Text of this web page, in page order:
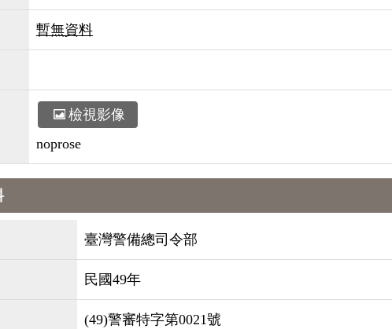
暫無資料
檢視影像
noprose
臺灣警備總司令部
民國49年
(49)警審特字第0021號